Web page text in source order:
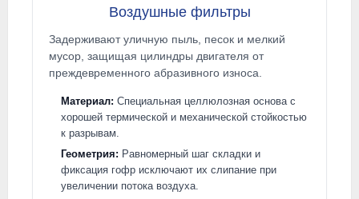
Воздушные фильтры
Задерживают уличную пыль, песок и мелкий
мусор, защищая цилиндры двигателя от
преждевременного абразивного износа.
Материал: Специальная целлюлозная основа с
хорошей термической и механической стойкостью
к разрывам.
Геометрия: Равномерный шаг складки и
фиксация гофр исключают их слипание при
увеличении потока воздуха.